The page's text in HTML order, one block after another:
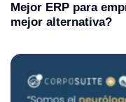
Mejor ERP para
mejor alternativa?